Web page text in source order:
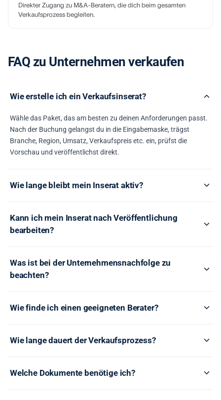
Direkter Zugang zu M&A-Beratern, die dich beim gesamten
Verkaufsprozess begleiten.
FAQ zu Unternehmen verkaufen
Wie erstelle ich ein Verkaufsinserat?
Wähle das Paket, das am besten zu deinen Anforderungen passt.
Nach der Buchung gelangst du in die Eingabemaske, trägst
Branche, Region, Umsatz, Verkaufspreis etc. ein, prüfst die
Vorschau und veröffentlichst direkt.
Wie lange bleibt mein Inserat aktiv?
Kann ich mein Inserat nach Veröffentlichung
bearbeiten?
Was ist bei der Unternehmensnachfolge zu
beachten?
Wie finde ich einen geeigneten Berater?
Wie lange dauert der Verkaufsprozess?
Welche Dokumente benötige ich?